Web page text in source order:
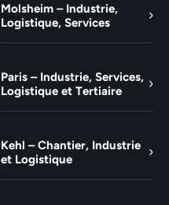
Molsheim – Industrie,
Logistique, Services
Paris – Industrie, Services,
Logistique et Tertiaire
Kehl – Chantier, Industrie
et Logistique